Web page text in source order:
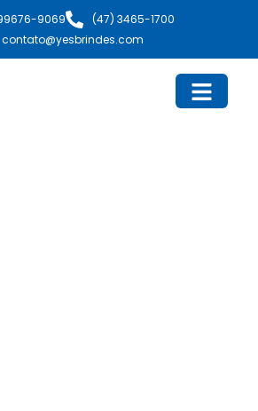
9069
(47) 3465-1700
contato@yesbrindes.com